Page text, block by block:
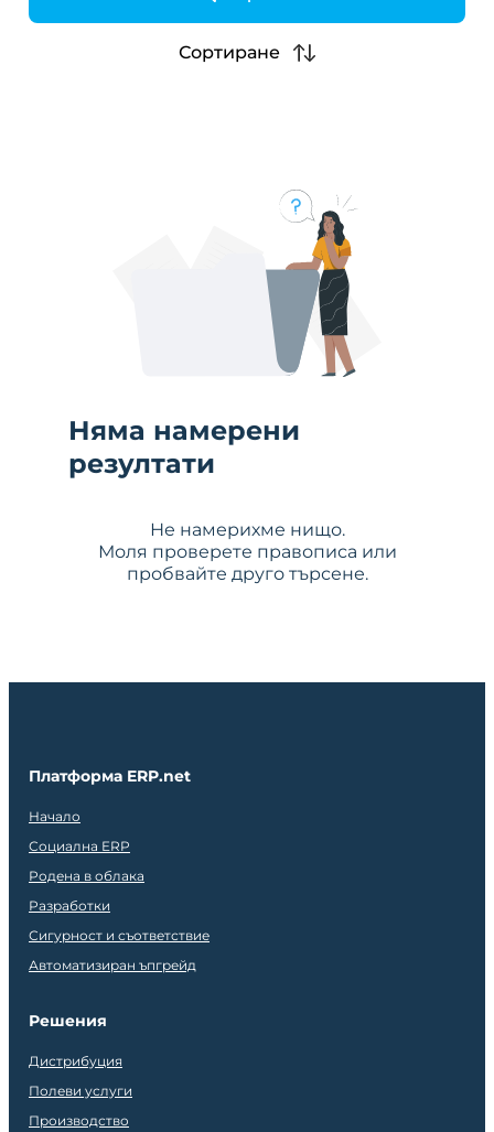
h
Сортиране
Няма намерени
резултати
Не намерихме нищо.
Моля проверете правописа или
пробвайте друго търсене.
Платформа ERP.net
Начало
Социална ERP
Родена в облака
Разработки
Сигурност и съответствие
Автоматизиран ъпгрейд
Решения
Дистрибуция
Полеви услуги
Производство